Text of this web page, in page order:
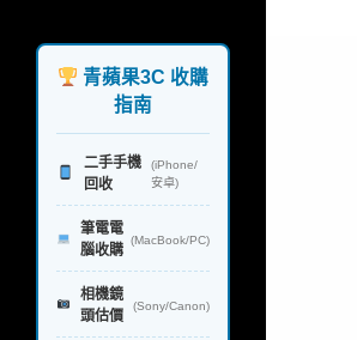
字:
青蘋果3C 收購
指南
二手手機
回收
(iPhone/
安卓)
筆電電
腦收購
(MacBook/PC)
相機鏡
頭估價
(Sony/Canon)